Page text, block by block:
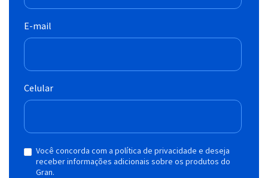
E-mail
Celular
Você concorda com a política de privacidade e deseja
receber informações adicionais sobre os produtos do
Gran.